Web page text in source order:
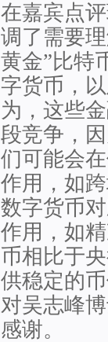
在嘉宾点
调了需要
黄金”比特
字货币，
为，这些
段竞争，
们可能会
作用，如
数字货币
作用，如
币相比于
供稳定的
对吴志峰
感谢。